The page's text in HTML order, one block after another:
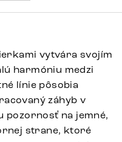
vytvára svojím
harmóniu medzi
línie pôsobia
záhyb v
pozornosť na jemné,
strane, ktoré